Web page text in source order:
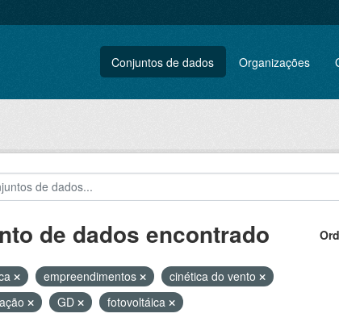
Conjuntos de dados Organizações
de dados encontrado
empreendimentos
cinética do vento
GD fotovoltáica